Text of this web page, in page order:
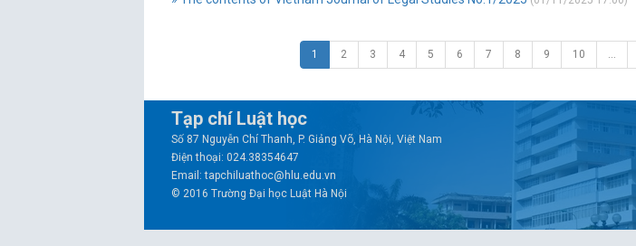
1 2 3 4 5 6 7 8 9 10 …
Tạp chí Luật học
Số 87 Nguyễn Chí Thanh, P. Giảng Võ, Hà Nội, Việt Nam
Điện thoại: 024.38354647
Email: tapchiluathoc@hlu.edu.vn
© 2016 Trường Đại học Luật Hà Nội